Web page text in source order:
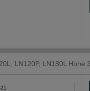
LN120P, LN180L Höhe